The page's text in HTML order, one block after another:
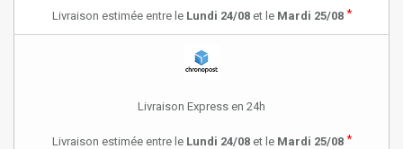
Livraison estimée entre le Lundi 24/08et le Mardi 25/08 *
Livraison Express en 24h
Livraison estimée entre le Lundi 24/08et le Mardi 25/08 *